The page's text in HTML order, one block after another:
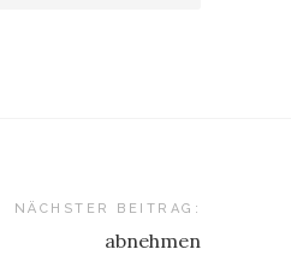
NÄCHSTER BEITRAG:
abnehmen